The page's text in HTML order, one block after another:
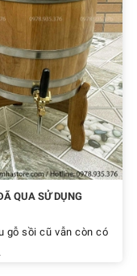
QUA SỬ DỤNG
gỗ sồi cũ vẫn còn có